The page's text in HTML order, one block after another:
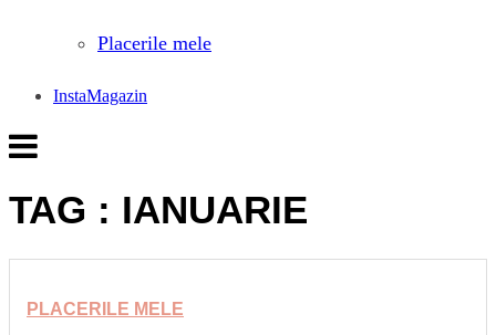
Placerile mele
InstaMagazin
TAG : IANUARIE
PLACERILE MELE